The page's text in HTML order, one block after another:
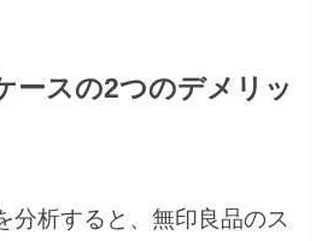
ースの2つのデメリッ
分析すると、無印良品のス